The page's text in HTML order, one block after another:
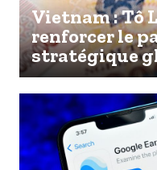
Vietnam : Tô
renforcer le
stratégique